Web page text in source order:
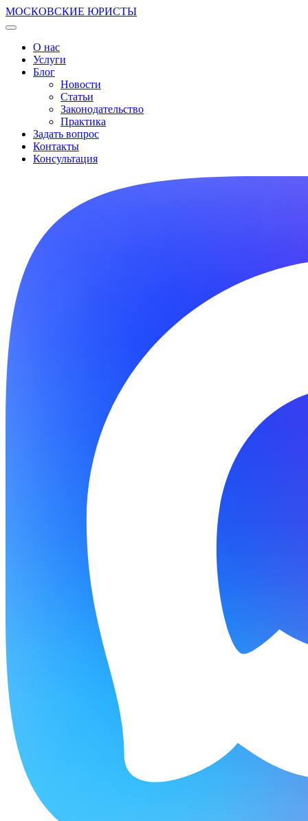
МОСКОВСКИЕ ЮРИСТЫ
О нас
Услуги
Блог
Новости
Статьи
Законодательство
Практика
Задать вопрос
Контакты
Консультация